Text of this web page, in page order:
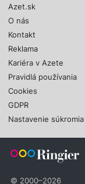
Azet.sk
O nás
Kontakt
Reklama
Kariéra v Azete
Pravidlá používania
Cookies
GDPR
Nastavenie súkromia
© 2000–2026